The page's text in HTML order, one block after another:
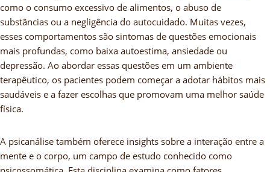
como o consumo excessivo de alimentos, o abuso de
substâncias ou a negligência do autocuidado. Muitas vezes,
esses comportamentos são sintomas de questões emocionais
mais profundas, como baixa autoestima, ansiedade ou
depressão. Ao abordar essas questões em um ambiente
terapêutico, os pacientes podem começar a adotar hábitos mais
saudáveis e a fazer escolhas que promovam uma melhor saúde
física.
A psicanálise também oferece insights sobre a interação entre a
mente e o corpo, um campo de estudo conhecido como